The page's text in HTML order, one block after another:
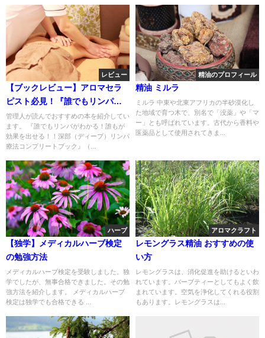
レビュー
【ブックレビュー】アロマセラ
ピスト必見！『誰でもリンパが
わかる！誰もが効果を出せ
る！！深部（ディープ）リンパ
療法コンプリートブック』
管理人が読んでおすすめの本を紹介してい
ます。 『誰でもリンパがわかる！誰もが
効果を出せる！！深部（ディープ）リンパ
療法コンプリートブック』（...
精油のプロフィール
精油 ミルラ
ミルラ 中東や北東アフリカの半砂漠化し
た地域で育つ木で、別名で「没薬」や「マ
ー」とも呼ばれています。古代から香料や
医薬品として使用されてきま...
ハーブ
【独学】メディカルハーブ検定
の勉強方法
メディカルハーブ検定を受験しました。独
学でしたが、無事合格できました。その勉
強方法を紹介します。 メディカルハーブ
検定は独学でも合格できる ...
アロマクラフト
レモングラス精油 おすすめの使
い方
レモングラスは、消化促進を助けるといわ
れています。バーブティーとしてもよく飲
まれています。空気を浄化してくれる役割
もあります。レモングラスは...